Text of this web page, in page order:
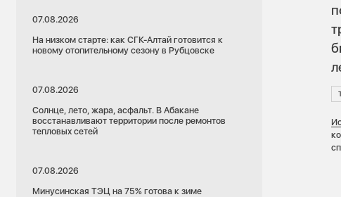
07.08.2026
На низком старте: как СГК-Алтай готовится к
новому отопительному сезону в Рубцовске
07.08.2026
Солнце, лето, жара, асфальт. В Абакане
восстанавливают территории после ремонтов
тепловых сетей
07.08.2026
Минусинская ТЭЦ на 75% готова к зиме